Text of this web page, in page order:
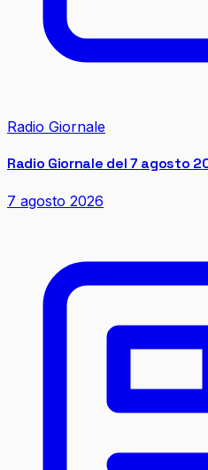
Radio Giornale
Radio Giornale del 7 agosto
7 agosto 2026